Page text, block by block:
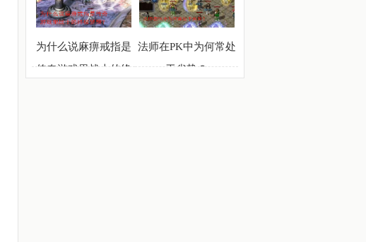
为什么说麻痹戒指是
传奇游戏里战士的终
法师在PK中为何常处
于劣势？